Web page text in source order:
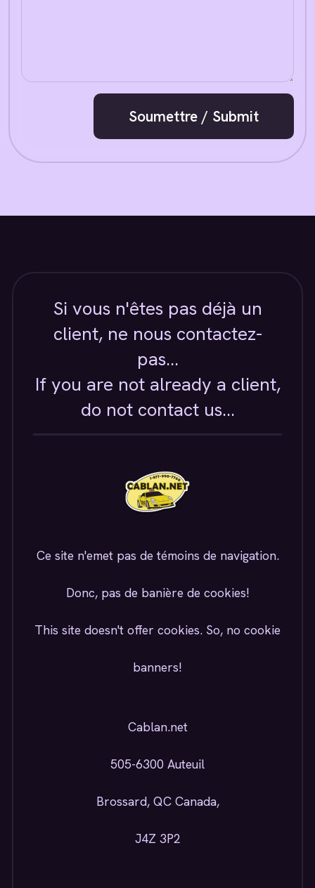
Soumettre / Submit
Si vous n'êtes pas déjà un
client, ne nous contactez-
pas...
If you are not already a client,
do not contact us...
Ce site n'emet pas de témoins de navigation.
Donc, pas de banière de cookies!
This site doesn't offer cookies. So, no cookie
banners!
Cablan.net
505-6300 Auteuil
Brossard, QC Canada,
J4Z 3P2